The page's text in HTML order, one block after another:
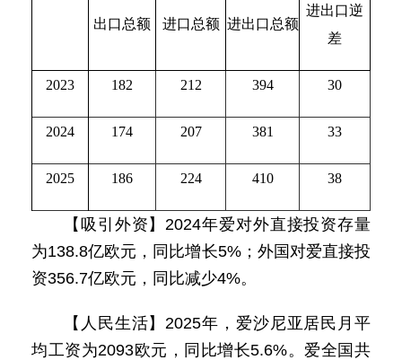
出口总额 进口总额 进出口总额
进出口逆
差
2023 182 212 394 30
2024 174 207 381 33
2025 186 224 410 38
【吸引外资】2024年爱对外直接投资存量
为138.8亿欧元，同比增长5%；外国对爱直接投
资356.7亿欧元，同比减少4%。
【人民生活】2025年，爱沙尼亚居民月平
均工资为2093欧元，同比增长5.6%。爱全国共